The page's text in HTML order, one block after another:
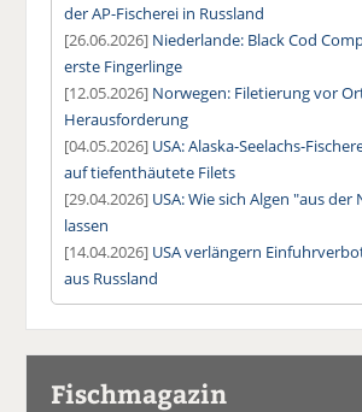
der AP-Fischerei in Russland
[26.06.2026] Niederlande: Black Cod
erste Fingerlinge
[12.05.2026] Norwegen: Filetierung vor
Herausforderung
[04.05.2026] USA: Alaska-Seelachs-
auf tiefenthäutete Filets
[29.04.2026] USA: Wie sich Algen "aus der
lassen
[14.04.2026] USA verlängern
aus Russland
Fischmagazin